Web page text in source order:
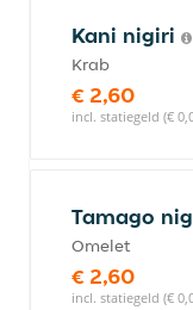
Kani nigiri
Krab
€ 2,60
incl. statiegeld (€
Tamago
Omelet
€ 2,60
incl. statiegeld (€